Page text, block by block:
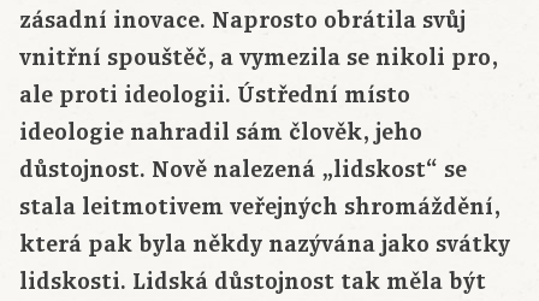
zásadní inovace. Naprosto obrátila svůj
vnitřní spouštěč, a vymezila se nikoli pro,
ale proti ideologii. Ústřední místo
ideologie nahradil sám člověk, jeho
důstojnost. Nově nalezená „lidskost“ se
stala leitmotivem veřejných shromáždění,
která pak byla někdy nazývána jako svátky
lidskosti. Lidská důstojnost tak měla být